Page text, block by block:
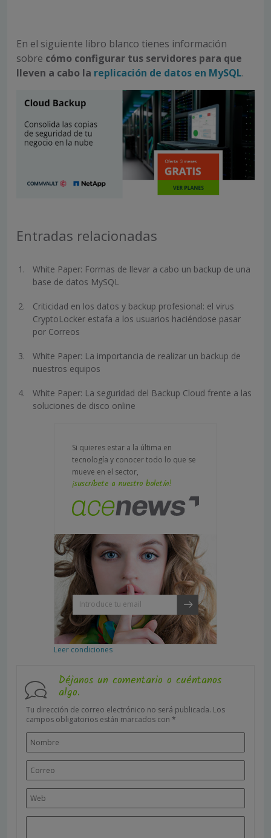
En el siguiente libro blanco tienes información
sobre cómo configurar tus servidores para que
lleven a cabo la replicación de datos en MySQL.
Entradas relacionadas
White Paper: Formas de llevar a cabo un backup de una
base de datos MySQL
Criticidad en los datos y backup profesional: el virus
CryptoLocker estafa a los usuarios haciéndose pasar
por Correos
White Paper: La importancia de realizar un backup de
nuestros equipos
White Paper: La seguridad del Backup Cloud frente a las
soluciones de disco online
Si quieres estar a la última en
tecnología y conocer todo lo que se
mueve en el sector,
¡suscríbete a nuestro boletín!
Leer condiciones
Déjanos un comentario o cuéntanos
algo.
Tu dirección de correo electrónico no será publicada. Los
campos obligatorios están marcados con *